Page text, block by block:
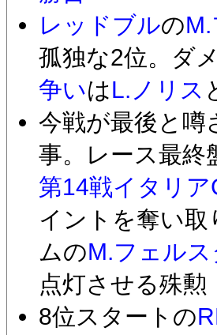
レッドブルの
孤独な2位。ダ
争いはL.ノリス
今戦が最後と噂
事。レース最終
第14戦イタリア
イントを奪い取
ムのM.フェル
点灯させる殊勲
8位スタートの